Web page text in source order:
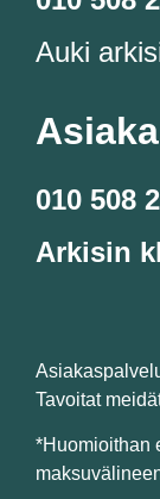
Auki
010 508
Arkisin
Tavoitat
*Huomioithan